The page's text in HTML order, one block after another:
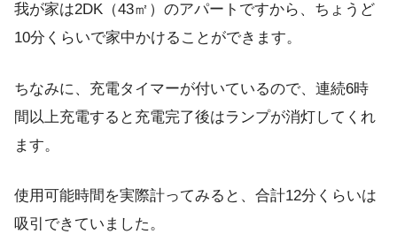
我が家は2DK（43㎡）のアパートですから、ちょうど
10分くらいで家中かけることができます。
ちなみに、充電タイマーが付いているので、連続6時
間以上充電すると充電完了後はランプが消灯してくれ
ます。
使用可能時間を実際計ってみると、合計12分くらいは
吸引できていました。